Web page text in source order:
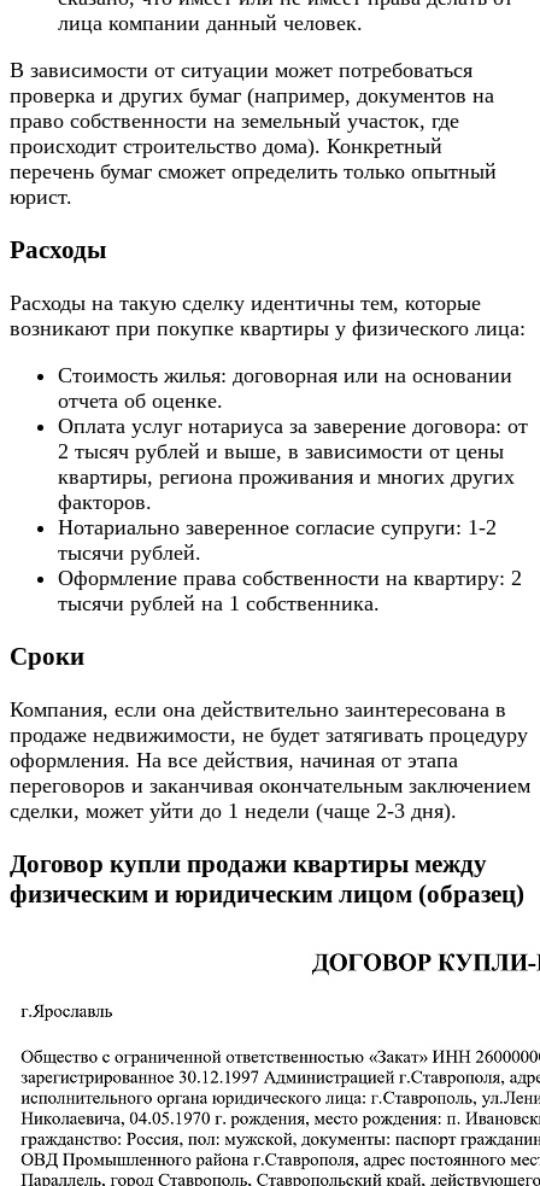
лица компании данный человек.
В зависимости от ситуации может потребоваться
проверка и других бумаг (например, документов на
право собственности на земельный участок, где
происходит строительство дома). Конкретный
перечень бумаг сможет определить только опытный
юрист.
Расходы
Расходы на такую сделку идентичны тем, которые
возникают при покупке квартиры у физического лица:
Стоимость жилья: договорная или на основании
отчета об оценке.
Оплата услуг нотариуса за заверение договора: от
2 тысяч рублей и выше, в зависимости от цены
квартиры, региона проживания и многих других
факторов.
Нотариально заверенное согласие супруги: 1-2
тысячи рублей.
Оформление права собственности на квартиру: 2
тысячи рублей на 1 собственника.
Сроки
Компания, если она действительно заинтересована в
продаже недвижимости, не будет затягивать процедуру
оформления. На все действия, начиная от этапа
переговоров и заканчивая окончательным заключением
сделки, может уйти до 1 недели (чаще 2-3 дня).
Договор купли продажи квартиры между
физическим и юридическим лицом (образец)